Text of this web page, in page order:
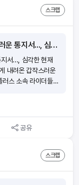
스크랩
플러스 소속 라이더들에게 내려온 갑작스러운 통지서..., 심각한 현재 상황을 공개하겠습니다
서..., 심각한 현재
내려온 갑작스러운
스 소속 라이더들에
서..., 심각한 현재
공유
스크랩